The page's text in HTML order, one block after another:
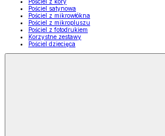
Pościel satynowa
Pościel z mikrowłókna
Pościel z mikropluszu
Pościel z fotodrukiem
Korzystne zestawy
Pościel dziecięca